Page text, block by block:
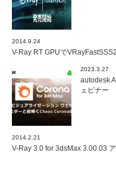
2014.9.24
V-Ray RT GPUで
2023.3.27
autodesk
ェビナー
2014.2.21
V-Ray 3.0 for 3dsMax 3.00.03